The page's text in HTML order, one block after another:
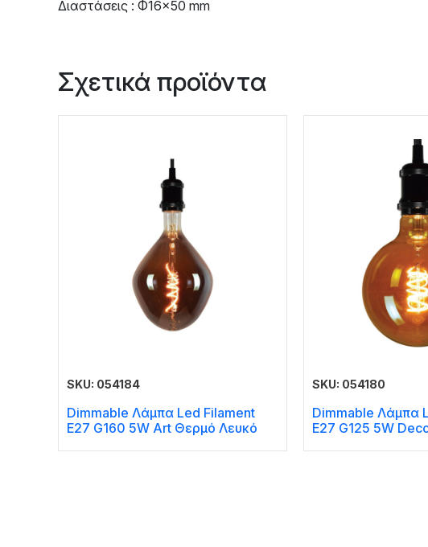
Διαστάσεις : Φ16×50 mm
Σχετικά προϊόντα
SKU: 054184
Dimmable Λάμπα Led Filament
E27 G160 5W Art Θερμό Λευκό
SKU: 054180
Dimmable Λάμπα
E27 G125 5W